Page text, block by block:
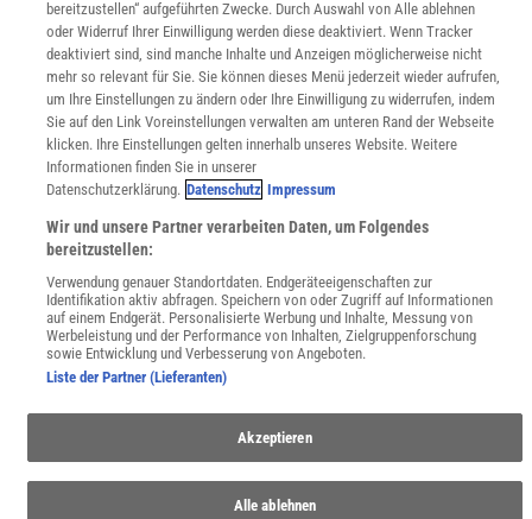
KielSCN
Wissenschaft in die Schulen
SciLogs
Uns finden Sie auch hier:
bereitzustellen“ aufgeführten Zwecke. Durch Auswahl von Alle ablehnen
oder Widerruf Ihrer Einwilligung werden diese deaktiviert. Wenn Tracker
deaktiviert sind, sind manche Inhalte und Anzeigen möglicherweise nicht
mehr so relevant für Sie. Sie können dieses Menü jederzeit wieder aufrufen,
um Ihre Einstellungen zu ändern oder Ihre Einwilligung zu widerrufen, indem
Sie auf den Link Voreinstellungen verwalten am unteren Rand der Webseite
klicken. Ihre Einstellungen gelten innerhalb unseres Website. Weitere
Informationen finden Sie in unserer
Datenschutzerklärung. Datenschutz Impressum
Wir und unsere Partner verarbeiten Daten, um Folgendes
bereitzustellen:
Verwendung genauer Standortdaten. Endgeräteeigenschaften zur
Identifikation aktiv abfragen. Speichern von oder Zugriff auf Informationen
auf einem Endgerät. Personalisierte Werbung und Inhalte, Messung von
Werbeleistung und der Performance von Inhalten, Zielgruppenforschung
sowie Entwicklung und Verbesserung von Angeboten.
Liste der Partner (Lieferanten)
Akzeptieren
Alle ablehnen